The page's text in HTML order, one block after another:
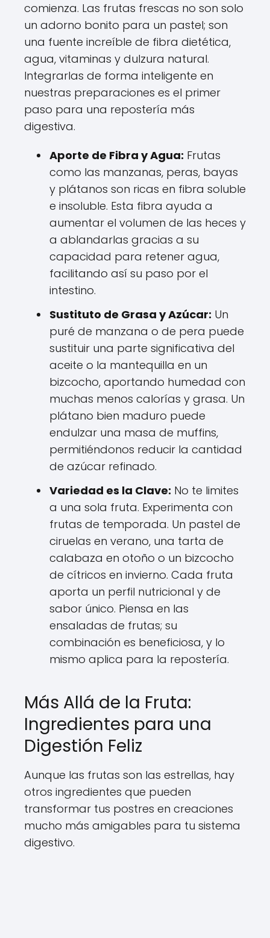
comienza. Las frutas frescas no son solo
un adorno bonito para un pastel; son
una fuente increíble de fibra dietética,
agua, vitaminas y dulzura natural.
Integrarlas de forma inteligente en
nuestras preparaciones es el primer
paso para una repostería más
digestiva.
Aporte de Fibra y Agua: Frutas
como las manzanas, peras, bayas
y plátanos son ricas en fibra soluble
e insoluble. Esta fibra ayuda a
aumentar el volumen de las heces y
a ablandarlas gracias a su
capacidad para retener agua,
facilitando así su paso por el
intestino.
Sustituto de Grasa y Azúcar: Un
puré de manzana o de pera puede
sustituir una parte significativa del
aceite o la mantequilla en un
bizcocho, aportando humedad con
muchas menos calorías y grasa. Un
plátano bien maduro puede
endulzar una masa de muffins,
permitiéndonos reducir la cantidad
de azúcar refinado.
Variedad es la Clave: No te limites
a una sola fruta. Experimenta con
frutas de temporada. Un pastel de
ciruelas en verano, una tarta de
calabaza en otoño o un bizcocho
de cítricos en invierno. Cada fruta
aporta un perfil nutricional y de
sabor único. Piensa en las
ensaladas de frutas; su
combinación es beneficiosa, y lo
mismo aplica para la repostería.
Más Allá de la Fruta:
Ingredientes para una
Digestión Feliz
Aunque las frutas son las estrellas, hay
otros ingredientes que pueden
transformar tus postres en creaciones
mucho más amigables para tu sistema
digestivo.